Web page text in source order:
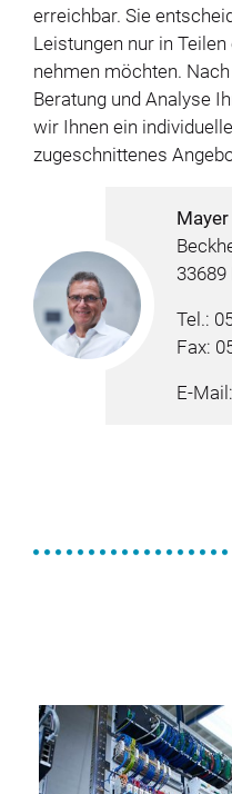
erreichbar. Sie
Leistungen nur in
nehmen möchten.
Beratung und Analyse
wir Ihnen ein
zugeschnittenes
Tel.:
Fax:
E-Mail: